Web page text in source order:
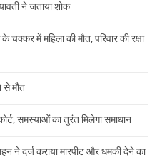
ने जताया शोक
में महिला की मौत, परिवार की रक्षा
से मौत
समस्याओं का तुरंत मिलेगा समाधान
ने दर्ज कराया मारपीट और धमकी देने का